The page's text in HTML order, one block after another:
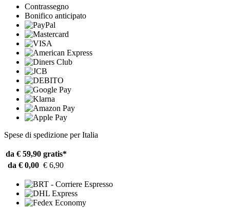
Contrassegno
Bonifico anticipato
Spese di spedizione per Italia
da € 59,90 gratis*
da € 0,00 € 6,90